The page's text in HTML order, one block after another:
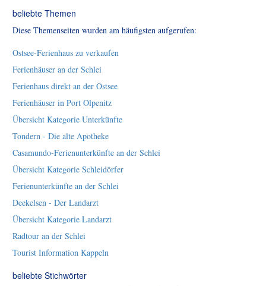
beliebte Themen
Diese Themenseiten wurden am häufigsten aufgerufen:
Ostsee-Ferienhaus zu verkaufen
Ferienhäuser an der Schlei
Ferienhaus direkt an der Ostsee
Ferienhäuser in Port Olpenitz
Übersicht Kategorie Unterkünfte
Tondern - Die alte Apotheke
Casamundo-Ferienunterkünfte an der Schlei
Übersicht Kategorie Schleidörfer
Ferienunterkünfte an der Schlei
Deekelsen - Der Landarzt
Übersicht Kategorie Landarzt
Radtour an der Schlei
Tourist Information Kappeln
beliebte Stichwörter